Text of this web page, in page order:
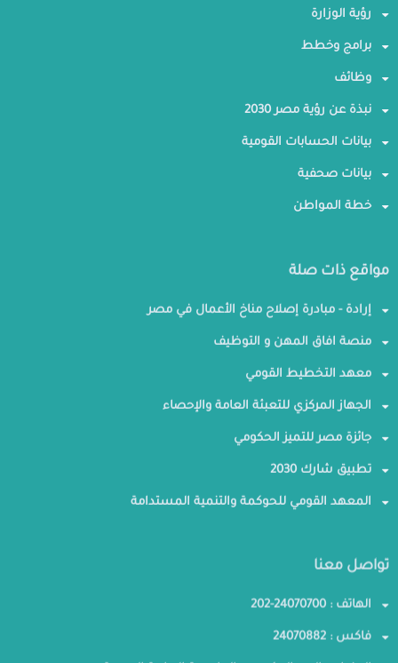
رؤية الوزارة
برامج وخطط
وظائف
نبذة عن رؤية مصر 2030
بيانات الحسابات القومية
بيانات صحفية
خطة المواطن
مواقع ذات صلة
إرادة - مبادرة إصلاح مناخ الأعمال في مصر
منصة افاق المهن و التوظيف
معهد التخطيط القومي
الجهاز المركزي للتعبئة العامة والإحصاء
جائزة مصر للتميز الحكومي
تطبيق شارك 2030
المعهد القومي للحوكمة والتنمية المستدامة
تواصل معنا
الهاتف : 24070700-202
فاكس : 24070882